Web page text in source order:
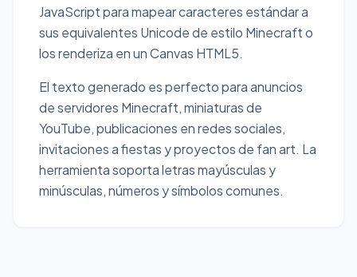
JavaScript para mapear caracteres estándar a
sus equivalentes Unicode de estilo Minecraft o
los renderiza en un Canvas HTML5.
El texto generado es perfecto para anuncios
de servidores Minecraft, miniaturas de
YouTube, publicaciones en redes sociales,
invitaciones a fiestas y proyectos de fan art. La
herramienta soporta letras mayúsculas y
minúsculas, números y símbolos comunes.